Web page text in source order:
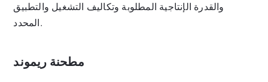
والقدرة الإنتاجية المطلوبة وتكاليف التشغيل والتطبيق
المحدد.
مطحنة ريموند